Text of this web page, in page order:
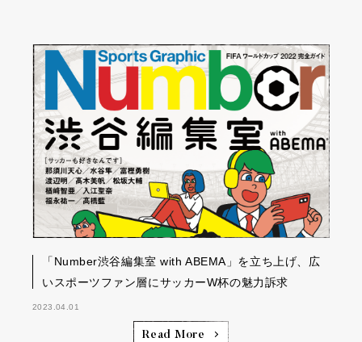
「Number渋谷編集室 with ABEMA」を立ち上げ、広
いスポーツファン層にサッカーW杯の魅力訴求
2023.04.01
Read More